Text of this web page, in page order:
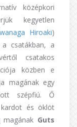
középkori
kegyetlen
Hiroaki)
csatákban, a
csatakos
közben e
magának egy
szépfiú. Ő
és öklöt
Guts